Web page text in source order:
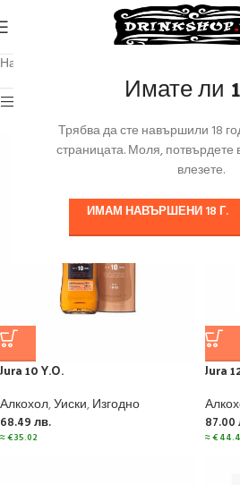
Имате ли
Трябва да сте навършили 18
страницата. Моля, потвърдете
влезете.
ИМАМ НАВЪРШЕНИ 18 Г.
Начало
Jura 10 Y.O.
Алкохол,Уиски,Изгодно
68.49 лв.
≈€35.02
Jura
87.00
≈€